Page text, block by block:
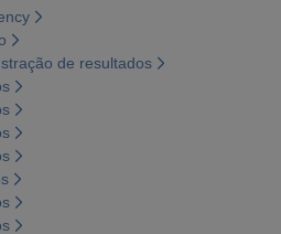
de resultados